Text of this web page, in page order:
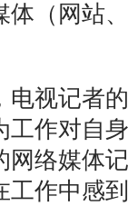
体（网站
视记者的
工作对自
网络媒体
工作中感